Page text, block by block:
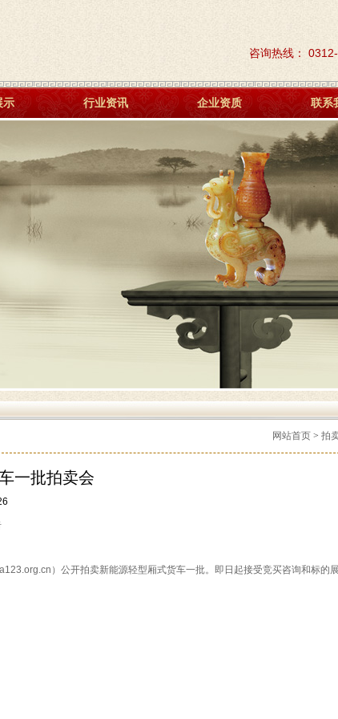
咨询热线：
示 行业资讯 企业资质 联系
网站首页> 拍
一批拍卖会
）公开拍卖新能源轻型厢式货车一批。即日起接受竞买咨询和标的展